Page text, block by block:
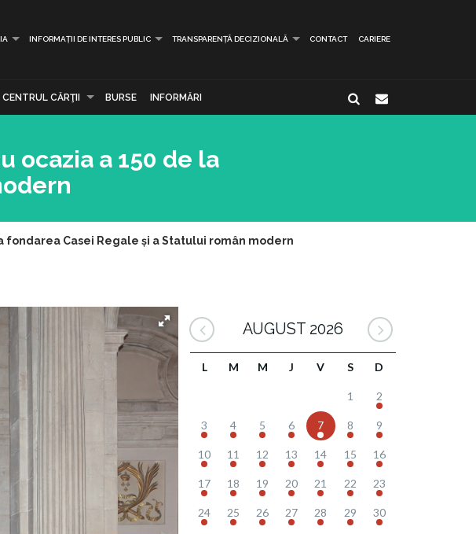
INFORMAȚII DE INTERES PUBLIC TRANSPARENȚĂ DECIZIONALĂ CONTACT CARIERE
CENTRUL CĂRŢII BURSE INFORMĂRI
ocazia a 150 de la
fondarea Casei Regale și a Statului român modern
AUGUST 2026
L M M J V S D
1 2
3 4 5 6 7 8 9
10 11 12 13 14 15 16
17 18 19 20 21 22 23
24 25 26 27 28 29 30